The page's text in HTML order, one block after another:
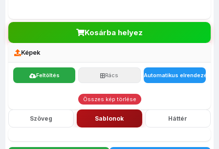
Kosárba helyez
Képek
Feltöltés Rács Automatikus elrendezés
Összes kép törlése
Szöveg Sablonok Háttér